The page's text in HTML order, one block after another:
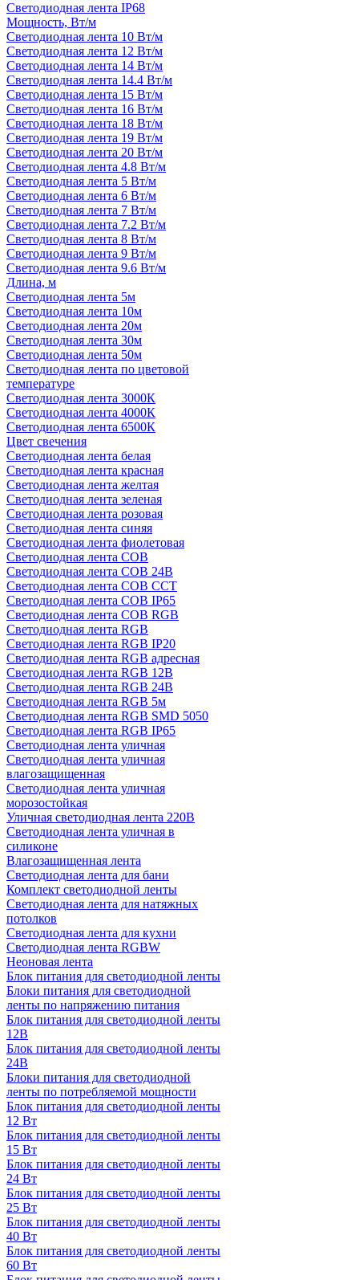
Светодиодная лента IP68
Мощность, Вт/м
Светодиодная лента 10 Вт/м
Светодиодная лента 12 Вт/м
Светодиодная лента 14 Вт/м
Светодиодная лента 14.4 Вт/м
Светодиодная лента 15 Вт/м
Светодиодная лента 16 Вт/м
Светодиодная лента 18 Вт/м
Светодиодная лента 19 Вт/м
Светодиодная лента 20 Вт/м
Светодиодная лента 4.8 Вт/м
Светодиодная лента 5 Вт/м
Светодиодная лента 6 Вт/м
Светодиодная лента 7 Вт/м
Светодиодная лента 7.2 Вт/м
Светодиодная лента 8 Вт/м
Светодиодная лента 9 Вт/м
Светодиодная лента 9.6 Вт/м
Длина, м
Светодиодная лента 5м
Светодиодная лента 10м
Светодиодная лента 20м
Светодиодная лента 30м
Светодиодная лента 50м
Светодиодная лента по цветовой
температуре
Светодиодная лента 3000К
Светодиодная лента 4000К
Светодиодная лента 6500К
Цвет свечения
Светодиодная лента белая
Светодиодная лента красная
Светодиодная лента желтая
Светодиодная лента зеленая
Светодиодная лента розовая
Светодиодная лента синяя
Светодиодная лента фиолетовая
Светодиодная лента COB
Светодиодная лента COB 24В
Светодиодная лента COB CCT
Светодиодная лента COB IP65
Светодиодная лента COB RGB
Светодиодная лента RGB
Светодиодная лента RGB IP20
Светодиодная лента RGB адресная
Светодиодная лента RGB 12В
Светодиодная лента RGB 24В
Светодиодная лента RGB 5м
Светодиодная лента RGB SMD 5050
Светодиодная лента RGB IP65
Светодиодная лента уличная
Светодиодная лента уличная
влагозащищенная
Светодиодная лента уличная
морозостойкая
Уличная светодиодная лента 220В
Светодиодная лента уличная в
силиконе
Влагозащищенная лента
Светодиодная лента для бани
Комплект светодиодной ленты
Светодиодная лента для натяжных
потолков
Светодиодная лента для кухни
Светодиодная лента RGBW
Неоновая лента
Блок питания для светодиодной ленты
Блоки питания для светодиодной
ленты по напряжению питания
Блок питания для светодиодной ленты
12В
Блок питания для светодиодной ленты
24В
Блоки питания для светодиодной
ленты по потребляемой мощности
Блок питания для светодиодной ленты
12 Вт
Блок питания для светодиодной ленты
15 Вт
Блок питания для светодиодной ленты
24 Вт
Блок питания для светодиодной ленты
25 Вт
Блок питания для светодиодной ленты
40 Вт
Блок питания для светодиодной ленты
60 Вт